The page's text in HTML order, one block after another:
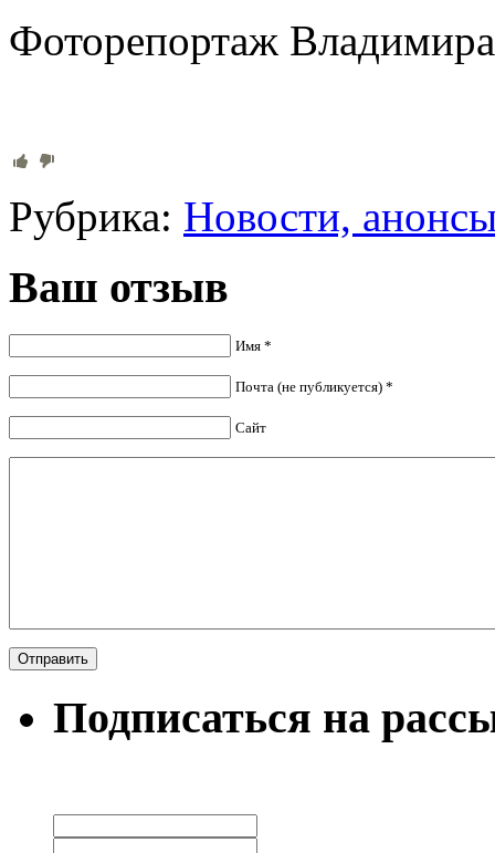
Фоторепортаж
Рубрика: Новости,
Ваш отзыв
Имя *
Почта (не публикуется) *
Сайт
Подписаться на